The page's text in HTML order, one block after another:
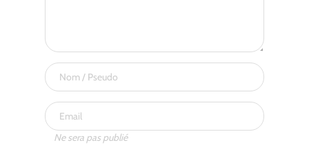
Ne sera pas publié